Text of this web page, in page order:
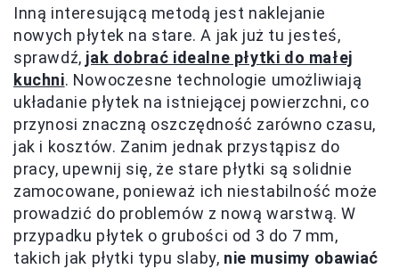
Inną interesującą metodą jest naklejanie
nowych płytek na stare. A jak już tu jesteś,
sprawdź, jak dobrać idealne płytki do małej
kuchni. Nowoczesne technologie umożliwiają
układanie płytek na istniejącej powierzchni, co
przynosi znaczną oszczędność zarówno czasu,
jak i kosztów. Zanim jednak przystąpisz do
pracy, upewnij się, że stare płytki są solidnie
zamocowane, ponieważ ich niestabilność może
prowadzić do problemów z nową warstwą. W
przypadku płytek o grubości od 3 do 7 mm,
takich jak płytki typu slaby, nie musimy obawiać